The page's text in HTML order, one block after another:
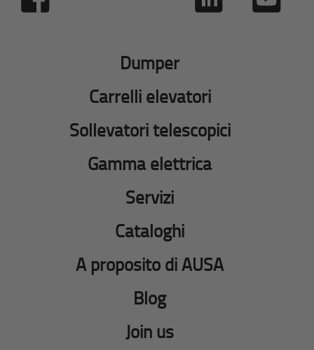
Dumper
Carrelli elevatori
Sollevatori telescopici
Gamma elettrica
Servizi
Cataloghi
A proposito di AUSA
Blog
Join us